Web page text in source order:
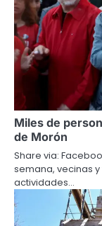
Miles de
de Morón
Share via:
semana, vecinas
actividades…